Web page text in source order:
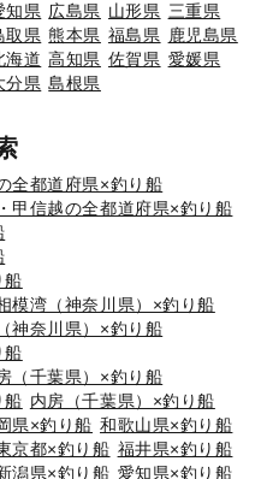
知県 広島県 山形県 三重県
取県 熊本県 福島県 鹿児島県
海道 高知県 佐賀県 愛媛県
分県 島根県
全都道府県×釣り船
甲信越の全都道府県×釣り船
船
模湾（神奈川県）×釣り船
神奈川県）×釣り船
船
（千葉県）×釣り船
船 内房（千葉県）×釣り船
県×釣り船 和歌山県×釣り船
京都×釣り船 福井県×釣り船
潟県×釣り船 愛知県×釣り船